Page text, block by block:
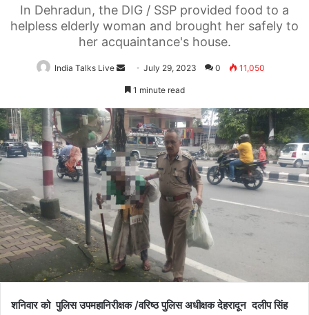
In Dehradun, the DIG / SSP provided food to a
helpless elderly woman and brought her safely to
her acquaintance's house.
India Talks Live
Send
an
July 29, 2023 0 11,050
1 minute read
शनिवार को पुलिस उपमहानिरीक्षक /वरिष्ठ पुलिस अधीक्षक देहरादून दलीप सिंह